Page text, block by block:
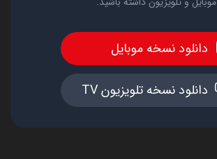
دانلود نسخه موبایل
دانلود نسخه تلویزیون TV